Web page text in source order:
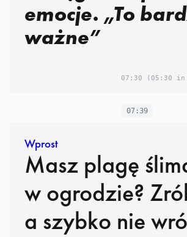
emocje. „To
ważne”
07:30 (05:30 in
07:39
Wprost
Masz plagę
w ogrodzie?
a szybko nie